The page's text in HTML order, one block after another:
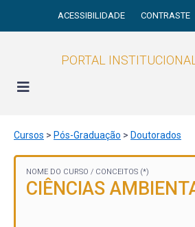
ACESSIBILIDADE CONTRASTE
PORTAL INSTITUCIONAL
Cursos > Pós-Graduação > Doutorados
NOME DO CURSO / CONCEITOS (*)
CIÊNCIAS